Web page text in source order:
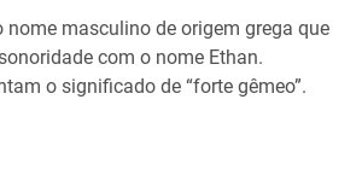
nome masculino de origem grega que
com o nome Ethan.
o significado de “forte gêmeo”.